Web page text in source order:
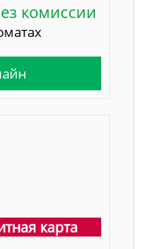
комиссии
карта